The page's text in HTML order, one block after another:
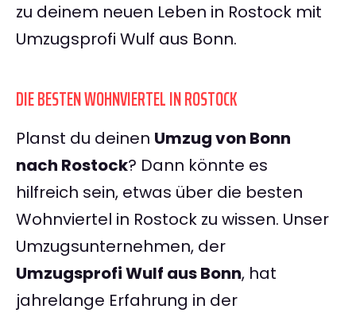
zu deinem neuen Leben in Rostock mit
Umzugsprofi Wulf aus Bonn.
DIE BESTEN WOHNVIERTEL IN ROSTOCK
Planst du deinen Umzug von Bonn
nach Rostock? Dann könnte es
hilfreich sein, etwas über die besten
Wohnviertel in Rostock zu wissen. Unser
Umzugsunternehmen, der
Umzugsprofi Wulf aus Bonn, hat
jahrelange Erfahrung in der